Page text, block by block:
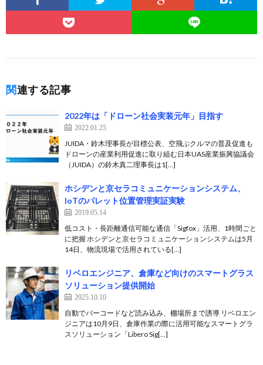
関連する記事
2022年は「ドローン社会実装元年」目指す
2022.01.25
JUIDA・鈴木理事長が目標公表、空飛ぶクルマの普及促進も
ドローンの産業利用促進に取り組む日本UAS産業振興協議会
（JUIDA）の鈴木真二理事長は1[…]
ホシデンと京セラコミュニケーションシステム、
IoTのパレット位置管理実証実験
2019.05.14
低コスト・長距離通信可能な通信「Sigfox」活用、1時間ごと
に把握 ホシデンと京セラコミュニケーションシステムは5月
14日、物流現場で活用されている[…]
リベロエンジニア、倉庫など向けのスマートグラス
ソリューション提供開始
2025.10.10
自動でバーコードなど読み込み、棚場所まで誘導 リベロエン
ジニアは10月9日、倉庫作業の際に活用可能なスマートグラ
スソリューション「Libero Sig[…]